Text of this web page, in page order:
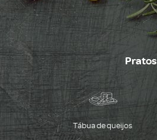
Pratos
Tábua de queijos